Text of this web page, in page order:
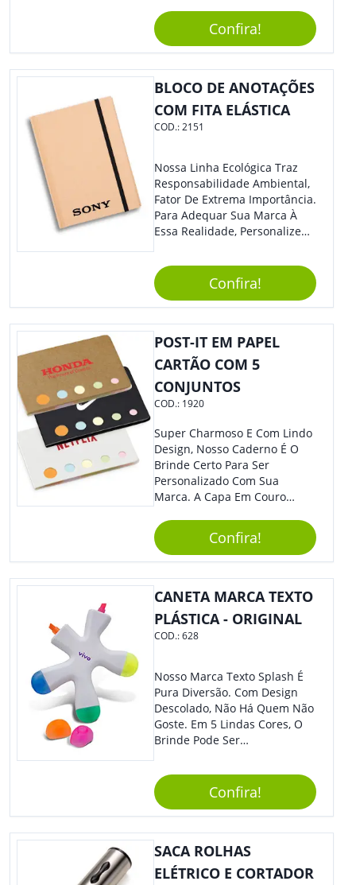
Estilo E Surpreender À Todos.
Versátil, O Brinde Se Adequa
À Feiras, Eventos E Até Mesmo
Datas Especiais.
Confira!
BLOCO DE ANOTAÇÕES
COM FITA ELÁSTICA
COD.:2151
Nossa Linha Ecológica Traz
Responsabilidade Ambiental,
Fator De Extrema Importância.
Para Adequar Sua Marca À
Essa Realidade, Personalize
Anotações Com Post-It E
Caneta. Elaborado A Partir De
Material Reciclado, O Brinde
Também É Prático, Tornando-
Se Assim Excelente Para Uso
Cotidiano. Perfeito, Não É?!
Confira!
POST-IT EM PAPEL
CARTÃO COM 5
CONJUNTOS
COD.: 1920
Super Charmoso E Com Lindo
Design, Nosso Caderno É O
Brinde Certo Para Ser
Personalizado Com Sua
Marca. A Capa Em Couro
Elástico Permite Maior
Segurança Ao Carregá-Lo.
Ofereça A Seus Clientes E
Colaboradores, Sem Dúvidas
Eles Irão Adorar.
Confira!
CANETA MARCA TEXTO
PLÁSTICA - ORIGINAL
COD.:628
Nosso Marca Texto Splash É
Pura Diversão. Com Design
Descolado, Não Há Quem Não
Goste. Em 5 Lindas Cores, O
Brinde Pode Ser
Marca, Demais, Não É? Não
Perca Essa Chance E Ofereça
A Seus Clientes E
Colaboradores.
Confira!
SACA ROLHAS
ELÉTRICO E CORTADOR